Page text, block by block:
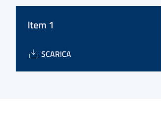
Item 1
SCARICA